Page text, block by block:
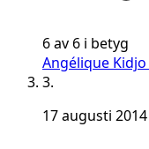
6 av 6 i betyg
Angélique
3.
17 augusti 2014